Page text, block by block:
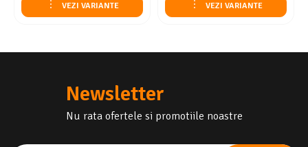
VEZI VARIANTE VEZI VARIANTE
Newsletter
Nu rata ofertele si promotiile noastre